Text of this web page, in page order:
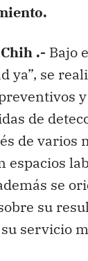
.- Bajo
ya”, se
de
de varios
espacios
se
su
servicio